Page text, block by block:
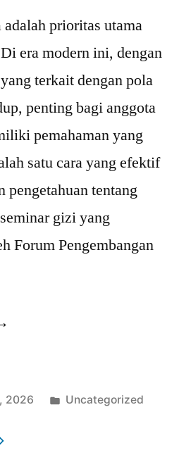
prioritas utama
era modern ini, dengan
terkait dengan pola
penting bagi anggota
pemahaman yang
satu cara yang efektif
pengetahuan tentang
gizi yang
Forum Pengembangan
2026
Posted
Uncategorized